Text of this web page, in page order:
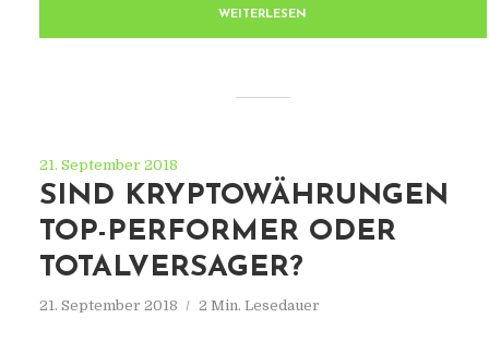
WEITERLESEN
21. September 2018
SIND KRYPTOWÄHRUNGEN
TOP-PERFORMER ODER
TOTALVERSAGER?
21. September 2018 2 Min. Lesedauer